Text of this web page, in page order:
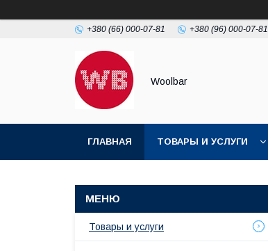
+380 (66) 000-07-81 +380 (96) 000-07-81
Woolbar
ГЛАВНАЯ ТОВАРЫ И УСЛУГИ
Товары и услуги